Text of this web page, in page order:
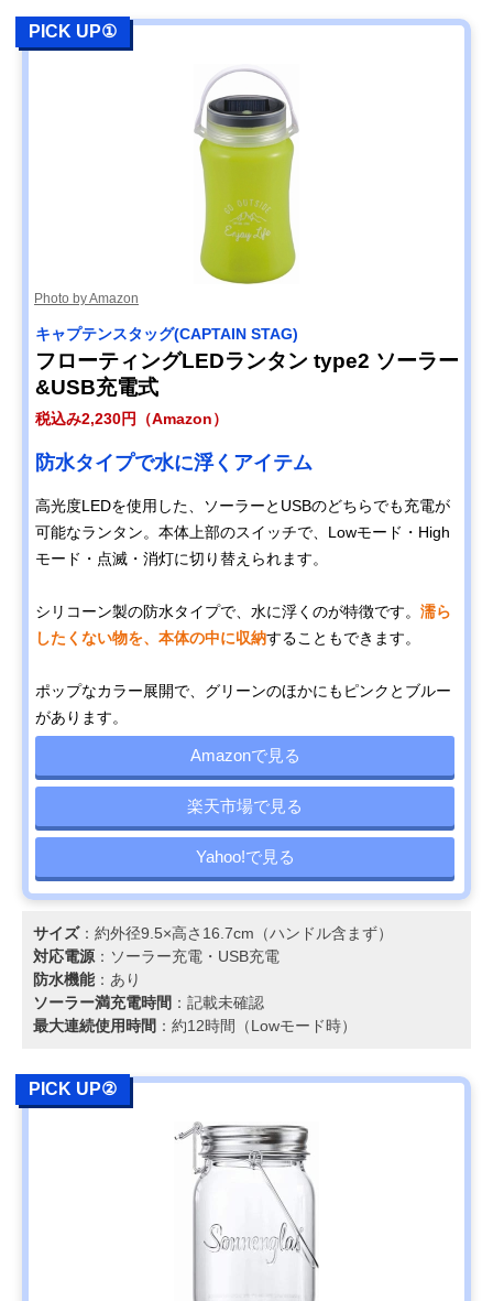
Amazonで見る
DOD(ディーオー
ランタン L1-427
好みや気分に合わ
約直径8.5×高さ
DABADA(ダバダ)
LED ランタン 63
灯 led-lantan-63
5種類の方法で充
電できる商品
LuminAID ルミン
エイド パックライ
トスペクトラ
ませて使うアイテ
キャリー・ザ・サ
Medium
コンパクトにたた
Amazonで見る
富士通 LEDソーラ
ーランタン Solar
BSCESSC0101
優れた性能で非常
15×15×15cm
PICK UP①
Photo by Amazon
キャプテンスタッグ(CAPTAIN STAG)
フローティングLEDランタン type2 ソーラー
&USB充電式
税込み2,230円（Amazon）
防水タイプで水に浮くアイテム
高光度LEDを使用した、ソーラーとUSBのどちらでも充電が
可能なランタン。本体上部のスイッチで、Lowモード・High
モード・点滅・消灯に切り替えられます。
シリコーン製の防水タイプで、水に浮くのが特徴です。 濡ら
したくない物を、本体の中に収納することもできます。
ポップなカラー展開で、グリーンのほかにもピンクとブルー
があります。
Amazonで見る
楽天市場で見る
Yahoo!で見る
サイズ：約外径9.5×高さ16.7cm（ハンドル含まず）
対応電源：ソーラー充電・USB充電
防水機能：あり
ソーラー満充電時間 ：記載未確認
最大連続使用時間 ：約12時間（Lowモード時）
PICK UP②